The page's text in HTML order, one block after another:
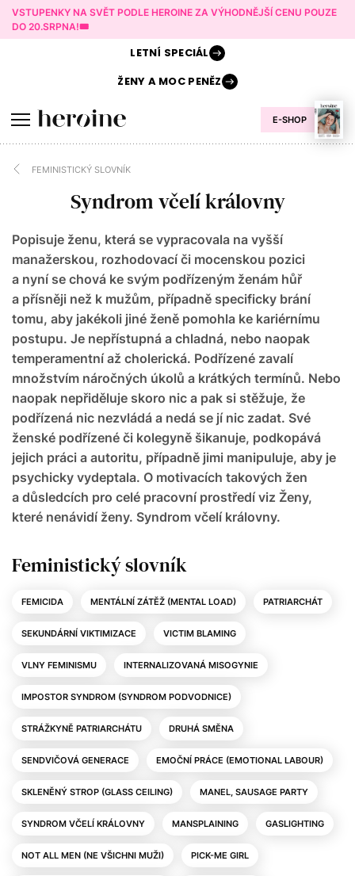
VSTUPENKY NA SVĚT PODLE HEROINE ZA VÝHODNĚJŠÍ CENU POUZE
DO 20.SRPNA!🎟️
E-SHOP
LETNÍ SPECIÁL
ŽENY AMOC PENĚZ
FEMINISTICKÝ SLOVNÍK
Syndrom včelí královny
Popisuje ženu, která se vypracovala na vyšší
manažerskou, rozhodovací či mocenskou pozici
a nyní se chová ke svým podřízeným ženám hůř
a přísněji než k mužům, případně specificky brání
tomu, aby jakékoli jiné ženě pomohla ke kariérnímu
postupu. Je nepřístupná a chladná, nebo naopak
temperamentní až cholerická. Podřízené zavalí
množstvím náročných úkolů a krátkých termínů. Nebo
naopak nepřiděluje skoro nic a pak si stěžuje, že
podřízená nic nezvládá a nedá se jí nic zadat. Své
ženské podřízené či kolegyně šikanuje, podkopává
jejich práci a autoritu, případně jimi manipuluje, aby je
psychicky vydeptala. O motivacích takových žen
a důsledcích pro celé pracovní prostředí viz Ženy,
které nenávidí ženy. Syndrom včelí královny.
Feministický slovník
FEMICIDA MENTÁLNÍ ZÁTĚŽ (MENTAL LOAD) PATRIARCHÁT
SEKUNDÁRNÍ VIKTIMIZACE VICTIM BLAMING
VLNY FEMINISMU INTERNALIZOVANÁ MISOGYNIE
IMPOSTOR SYNDROM (SYNDROM PODVODNICE)
STRÁŽKYNĚ PATRIARCHÁTU DRUHÁ SMĚNA
SENDVIČOVÁ GENERACE EMOČNÍ PRÁCE (EMOTIONAL LABOUR)
SKLENĚNÝ STROP (GLASS CEILING) MANEL, SAUSAGE PARTY
SYNDROM VČELÍ KRÁLOVNY MANSPLAINING GASLIGHTING
NOT ALL MEN (NE VŠICHNI MUŽI) PICK-ME GIRL